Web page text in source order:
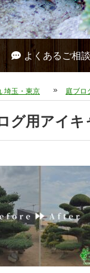
よくあるご相談
埼玉・東京 庭ブロ
グ用アイキ